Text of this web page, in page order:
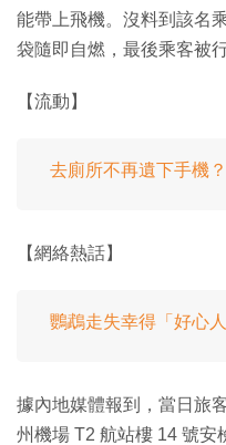
能帶上飛機。沒料到該名
袋隨即自燃，最後乘客被
【流動】
去廁所不再遺下手機
【網絡熱話】
鸚鵡走失幸得「好心
據內地媒體報到，當日旅
州機場 T2 航站樓 14 號安